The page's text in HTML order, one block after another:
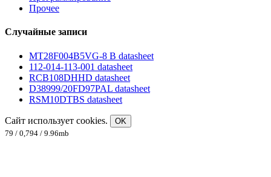
Прочее
Случайные записи
MT28F004B5VG-8 B datasheet
112-014-113-001 datasheet
RCB108DHHD datasheet
D38999/20FD97PAL datasheet
RSM10DTBS datasheet
Сайт использует cookies.
OK
79 / 0,794 / 9.96mb